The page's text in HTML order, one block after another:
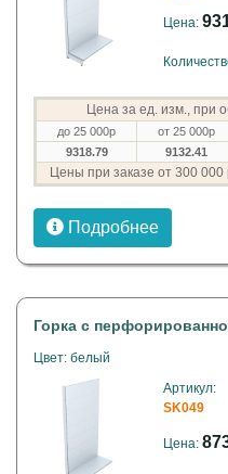
Цена:
Цена за ед. изм., при
до 25 000р от 25 000р
9318.79
9132.41
Цены при заказе от 300
Подробнее
Горка с
Цвет: белый
Артикул:
SK049
Цена: